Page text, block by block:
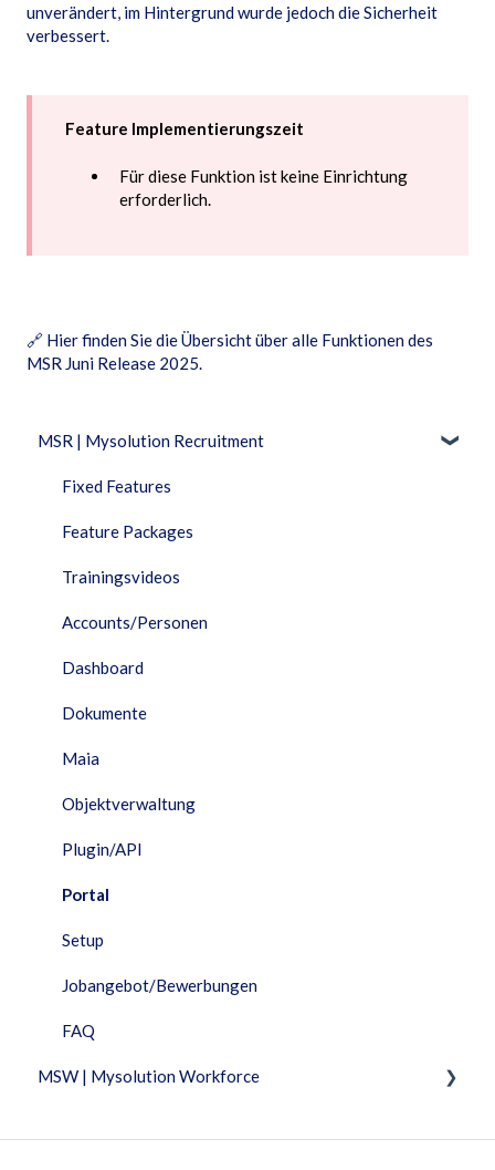
unverändert, im Hintergrund wurde jedoch die Sicherheit
verbessert.
Feature Implementierungszeit
Für diese Funktion ist keine Einrichtung
erforderlich.
🔗 Hier finden Sie die Übersicht über alle Funktionen des
MSR Juni Release 2025.
MSR | Mysolution Recruitment
Fixed Features
Feature Packages
Trainingsvideos
Accounts/Personen
Dashboard
Dokumente
Maia
Objektverwaltung
Plugin/API
Portal
Setup
Jobangebot/Bewerbungen
FAQ
MSW | Mysolution Workforce